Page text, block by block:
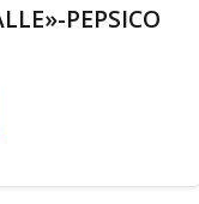
PEPSICO